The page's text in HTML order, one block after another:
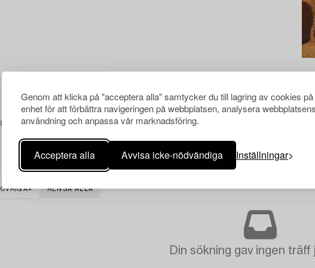
Genom att klicka på "acceptera alla" samtycker du till lagring av cookies
enhet för att förbättra navigeringen på webbplatsen, analysera
användning och anpassa vår marknadsföring.
Acceptera alla Avvisa icke-nödvändiga Inställningar
ÖVRIGA RENSA ALLA
Din sökning gav ingen träff